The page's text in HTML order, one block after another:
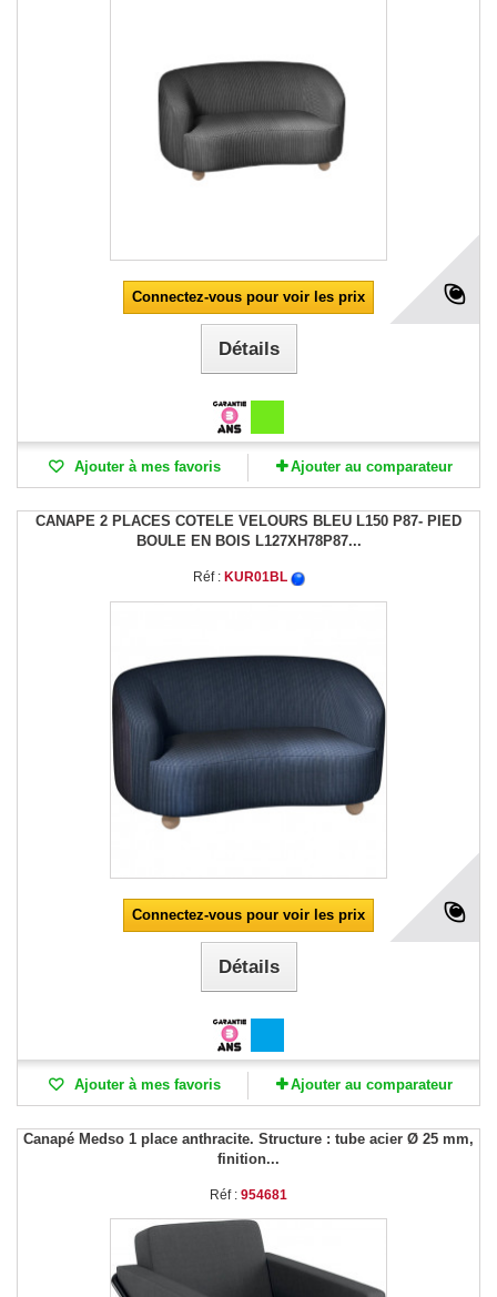
Connectez-vous pour voir les prix
Détails
Ajouter à mes favoris Ajouter au comparateur
CANAPE 2 PLACES COTELE VELOURS BLEU L150 P87- PIED
BOULE EN BOIS L127XH78P87...
Réf : KUR01BL
Connectez-vous pour voir les prix
Détails
Ajouter à mes favoris Ajouter au comparateur
Canapé Medso 1 place anthracite. Structure : tube acier Ø 25 mm,
finition...
Réf : 954681